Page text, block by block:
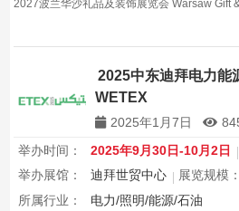
2027波兰华沙礼品及装饰展览会 Warsaw Gift
2025中东迪拜电力能
WETEX
2025年1月7日
举办时间：
2025年9月30日-10月2日
举办展馆：
迪拜世贸中心 展览规模：
所属行业：
电力/照明/能源/石油